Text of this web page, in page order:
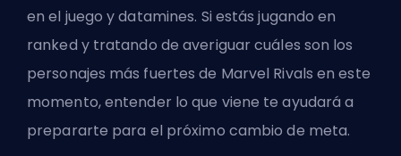
en el juego y datamines. Si estás jugando en
ranked y tratando de averiguarcuáles son los
personajes más fuertes de Marvel Rivals en este
momento, entender lo que viene te ayudará a
prepararte para el próximo cambio de meta.